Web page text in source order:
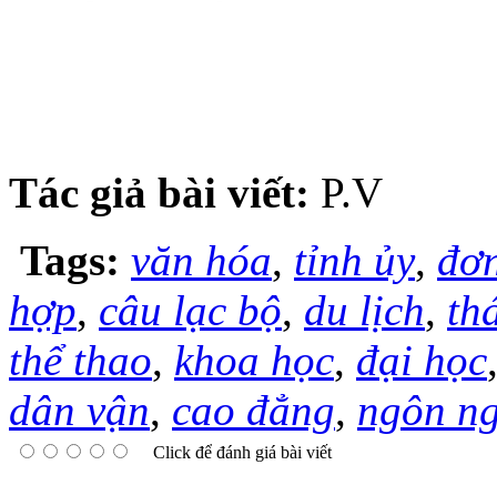
Tác giả bài viết: P.V
Tags: văn hóa, tỉnh ủy,
hợp, câu lạc bộ, du lịch,
thể thao, khoa học, đại học
dân vận, cao đẳng, ngôn
Click để đánh giá bài viết